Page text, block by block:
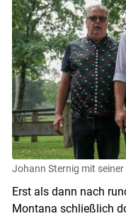
Johann Sternig mit
Erst als dann nach
Montana schließlich